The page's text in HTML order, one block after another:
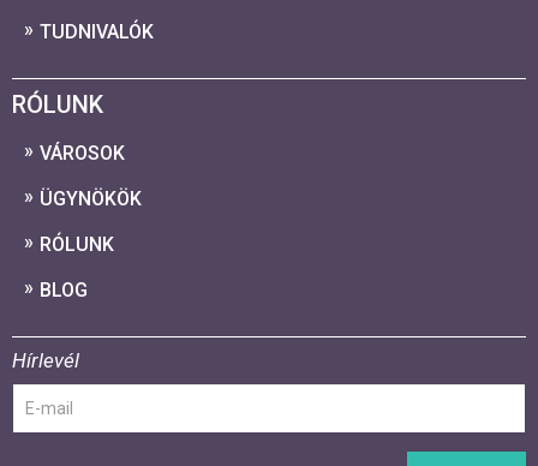
TUDNIVALÓK
RÓLUNK
VÁROSOK
ÜGYNÖKÖK
RÓLUNK
BLOG
Hírlevél